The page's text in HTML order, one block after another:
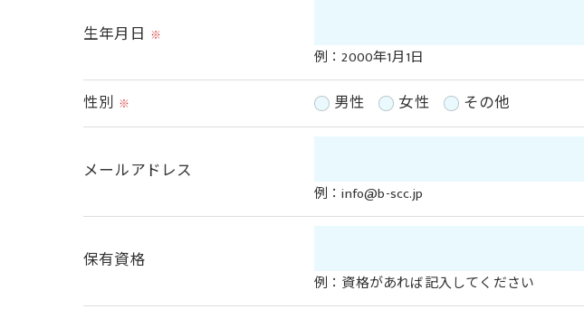
個人情報の開示･訂正･削除・利用停止の具体的手続きにつきましては
生年月日 ※
例：2000年1月1日
性別 ※ 男性 女性 その他
メールアドレス
例：info@b-scc.jp
保有資格
例：資格があれば記入してください